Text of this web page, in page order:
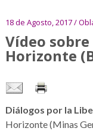
18 de Agosto, 2017 /
Vídeo
Horizonte
Diálogos por la
Horizonte (Minas